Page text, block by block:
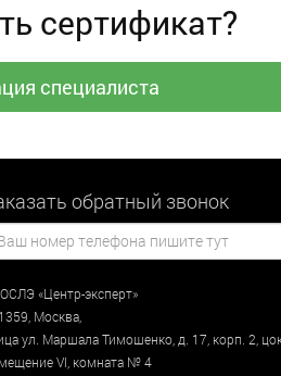
сертификат?
специалиста
обратный звонок
«Центр-эксперт»
Москва
ул. Маршала Тимошенко, д. 17, корп. 2,
VI, комната № 4